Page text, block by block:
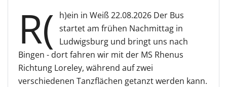
R( h)ein in Weiß 22.08.2026 Der Bus
startet am frühen Nachmittag in
Ludwigsburg und bringt uns nach
Bingen - dort fahren wir mit der MS Rhenus
Richtung Loreley, während auf zwei
verschiedenen Tanzflächen getanzt werden kann.